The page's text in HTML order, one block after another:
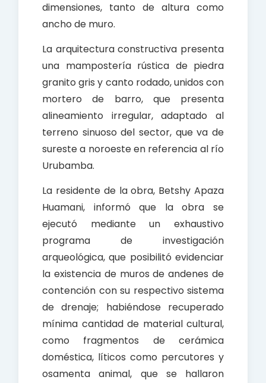
dimensiones, tanto de altura como
ancho de muro.
La arquitectura constructiva presenta
una mampostería rústica de piedra
granito gris y canto rodado, unidos con
mortero de barro, que presenta
alineamiento irregular, adaptado al
terreno sinuoso del sector, que va de
sureste a noroeste en referencia al río
Urubamba.
La residente de la obra, Betshy Apaza
Huamani, informó que la obra se
ejecutó mediante un exhaustivo
programa de investigación
arqueológica, que posibilitó evidenciar
la existencia de muros de andenes de
contención con su respectivo sistema
de drenaje; habiéndose recuperado
mínima cantidad de material cultural,
como fragmentos de cerámica
doméstica, líticos como percutores y
osamenta animal, que se hallaron